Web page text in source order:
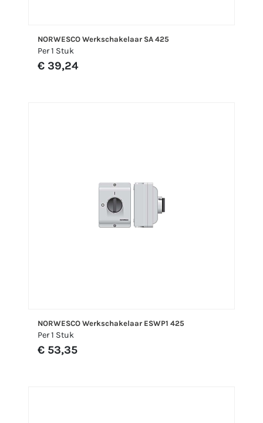
NORWESCO Werkschakelaar SA 425
Per 1 Stuk
€ 39,24
NORWESCO Werkschakelaar ESWP1 425
Per 1 Stuk
€ 53,35